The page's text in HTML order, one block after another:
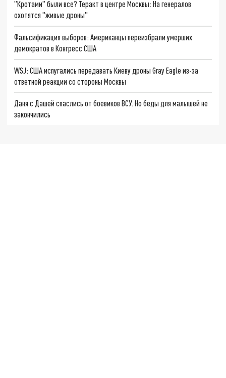
"Кротами" были все? Теракт в центре Москвы: На генералов
охотятся "живые дроны"
Фальсификация выборов: Американцы переизбрали умерших
демократов в Конгресс США
WSJ: США испугались передавать Киеву дроны Gray Eagle из-за
ответной реакции со стороны Москвы
Даня с Дашей спаслись от боевиков ВСУ. Но беды для малышей не
закончились